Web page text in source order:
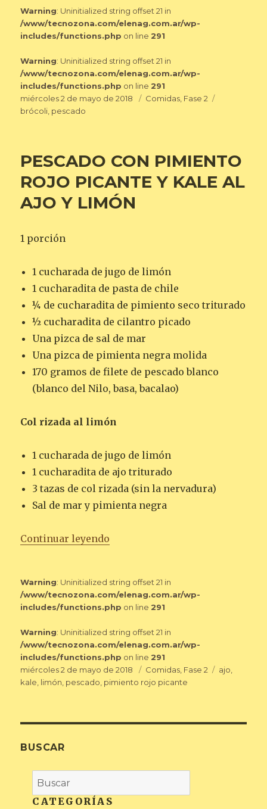
Warning: Uninitialized string offset 21 in
/www/tecnozona.com/elenag.com.ar/wp-
includes/functions.php on line 291
Warning: Uninitialized string offset 21 in
/www/tecnozona.com/elenag.com.ar/wp-
includes/functions.php on line 291
Publicado
el
miércoles 2 de mayo de 2018 Categorías
Comidas, Fase 2
brócoli, pescado
PESCADO CON PIMIENTO
ROJO PICANTE Y KALE AL
AJO Y LIMÓN
1 porción
1 cucharada de jugo de limón
1 cucharadita de pasta de chile
¼ de cucharadita de pimiento seco triturado
½ cucharadita de cilantro picado
Una pizca de sal de mar
Una pizca de pimienta negra molida
170 gramos de filete de pescado blanco
(blanco del Nilo, basa, bacalao)
Col rizada al limón
1 cucharada de jugo de limón
1 cucharadita de ajo triturado
3 tazas de col rizada (sin la nervadura)
Sal de mar y pimienta negra
Continuar leyendo
Warning: Uninitialized string offset 21 in
/www/tecnozona.com/elenag.com.ar/wp-
includes/functions.php on line 291
Warning: Uninitialized string offset 21 in
/www/tecnozona.com/elenag.com.ar/wp-
includes/functions.php on line 291
Publicado
el
miércoles 2 de mayo de 2018 Categorías
Comidas, Fase 2 Etiquetas
ajo,
kale, limón, pescado, pimiento rojo picante
BUSCAR
CATEGORÍAS